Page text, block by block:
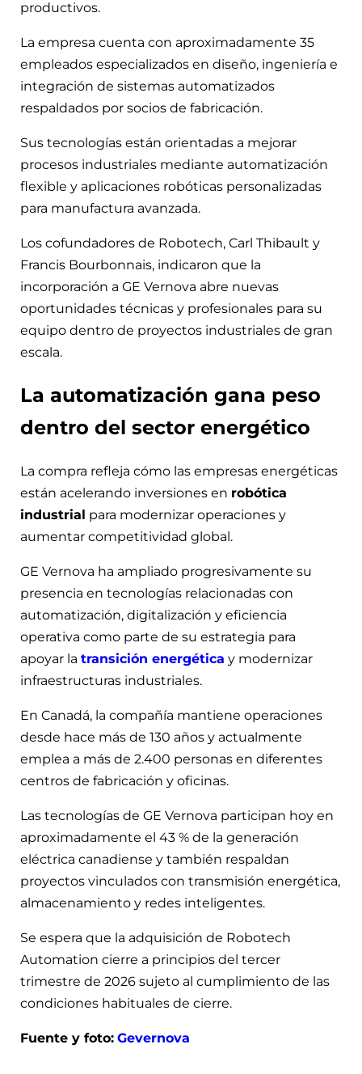
productivos.
La empresa cuenta con aproximadamente 35
empleados especializados en diseño, ingeniería e
integración de sistemas automatizados
respaldados por socios de fabricación.
Sus tecnologías están orientadas a mejorar
procesos industriales mediante automatización
flexible y aplicaciones robóticas personalizadas
para manufactura avanzada.
Los cofundadores de Robotech, Carl Thibault y
Francis Bourbonnais, indicaron que la
incorporación a GE Vernova abre nuevas
oportunidades técnicas y profesionales para su
equipo dentro de proyectos industriales de gran
escala.
La automatización gana peso
dentro del sector energético
La compra refleja cómo las empresas energéticas
están acelerando inversiones en robótica
industrial para modernizar operaciones y
aumentar competitividad global.
GE Vernova ha ampliado progresivamente su
presencia en tecnologías relacionadas con
automatización, digitalización y eficiencia
operativa como parte de su estrategia para
apoyar la transición energética y modernizar
infraestructuras industriales.
En Canadá, la compañía mantiene operaciones
desde hace más de 130 años y actualmente
emplea a más de 2.400 personas en diferentes
centros de fabricación y oficinas.
Las tecnologías de GE Vernova participan hoy en
aproximadamente el 43 % de la generación
eléctrica canadiense y también respaldan
proyectos vinculados con transmisión energética,
almacenamiento y redes inteligentes.
Se espera que la adquisición de Robotech
Automation cierre a principios del tercer
trimestre de 2026 sujeto al cumplimiento de las
condiciones habituales de cierre.
Fuente y foto: Gevernova